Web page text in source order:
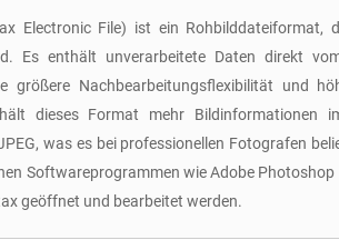
Electronic File) ist ein Rohbilddateiformat,
Es enthält unverarbeitete Daten direkt
größere Nachbearbeitungsflexibilität und
dieses Format mehr Bildinformationen
was es bei professionellen Fotografen
Softwareprogrammen wie Adobe Photoshop
geöffnet und bearbeitet werden.